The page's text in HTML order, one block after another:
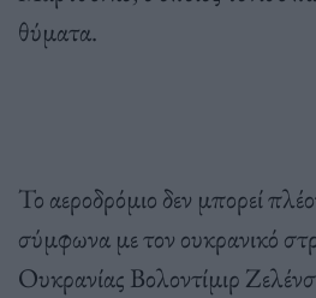
θύματα.
Το αεροδρόμιο δεν μπορεί
σύμφωνα με τον ουκρανικό
Ουκρανίας Βολοντίμιρ